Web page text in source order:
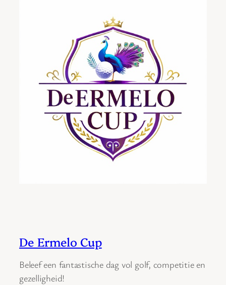
De Ermelo Cup
Beleef een fantastische dag vol golf, competitie en
gezelligheid!